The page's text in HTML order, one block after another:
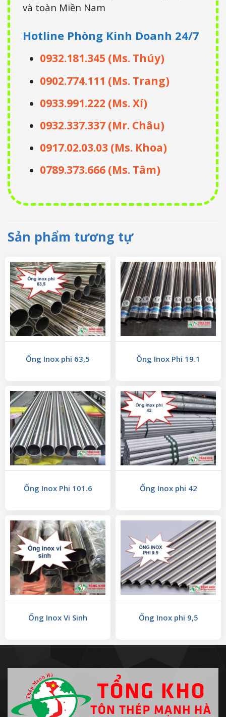
và toàn Miền Nam
Hotline Phòng Kinh Doanh 24/7
0932.181.345 (Ms. Thúy)
0902.774.111 (Ms. Trang)
0933.991.222 (Ms. Xí)
0932.337.337 (Mr. Châu)
0917.02.03.03 (Ms. Khoa)
0789.373.666 (Ms. Tâm)
Sản phẩm tương tự
Ống Inox phi 63,5 Ống Inox Phi 19.1
Ống Inox Phi 101.6 Ống Inox phi 42
Ống Inox Vi Sinh Ống Inox phi 9,5